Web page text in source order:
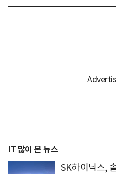
IT 많이 본 뉴스
SK하이닉스,